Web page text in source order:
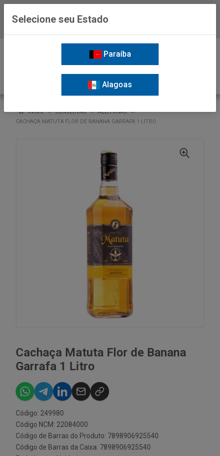
INÍCIO CONSERVAS
AZEITONAS
CACHAÇA MATUTA FLOR DE BANANA GARRAFA 1 LITRO
Cachaça Matuta Flor de Banana
Garrafa 1 Litro
Código: 249980
Código NCM: 22084000
Código de Barras do Produto: 7898906925540
Código de Barras da Caixa: 7898906925540
Selecione seu Estado
Paraíba
Alagoas